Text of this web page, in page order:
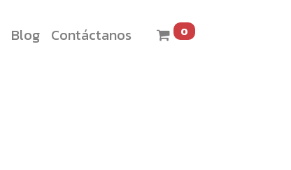
Blog Contáctanos 0